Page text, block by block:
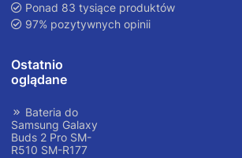
Ponad 83 tysiące produktów
97% pozytywnych opinii
Ostatnio
oglądane
Bateria do
Samsung Galaxy
Buds 2 Pro SM-
R510 SM-R177